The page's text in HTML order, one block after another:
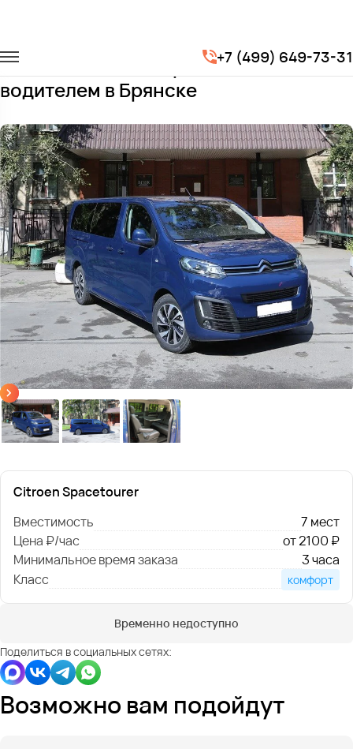
+7 (499) 649-73-31
Citroen Spacetourer
Заказать Citroen Spacetourer с
водителем в Брянске
Citroen Spacetourer
Вместимость
7 мест
Цена ₽/час
от 2100 ₽
Минимальное время заказа
3 часа
Класс
комфорт
Временно недоступно
Поделиться в социальных сетях:
Возможно вам подойдут